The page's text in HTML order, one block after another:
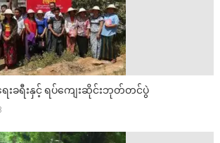
ေးခရီးနှင့် ရပ်ကျေးဆိုင်းဘုတ်တင်ပွဲ